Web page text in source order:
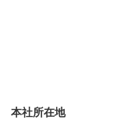
本社所在地